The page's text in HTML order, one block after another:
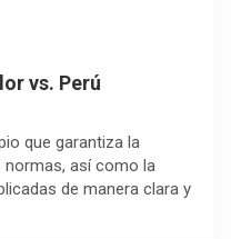
vs. Perú
que garantiza la
normas, así como la
de manera clara y